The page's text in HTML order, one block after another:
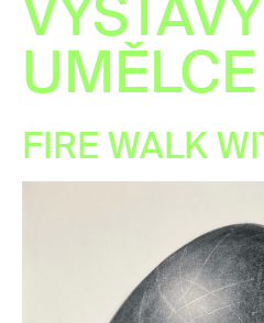
VÝSTAVY
UMĚLCE
FIRE WALK